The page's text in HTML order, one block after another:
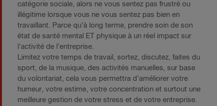
catégorie sociale, alors ne vous sentez pas frustré ou
illégitime lorsque vous ne vous sentez pas bien en
travaillant. Parce qu’à long terme, prendre soin de son
état de santé mental ET physique à un réel impact sur
l'activité de l'entreprise.
Limitez votre temps de travail, sortez, discutez, faites du
sport, de la musique, des activités manuelles, sur base
du volontariat, cela vous permettra d'améliorer votre
humeur, votre estime, votre concentration et surtout une
meilleure gestion de votre stress et de votre entreprise.